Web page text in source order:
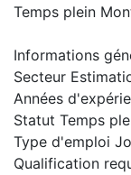
Temps plein
Informations
Secteur
Années
Statut Temps
Type d'emploi
Qualification